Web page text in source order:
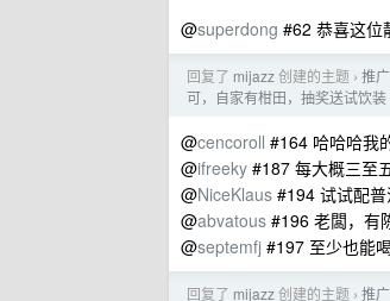
@superdong #62 恭喜这位
回复了 mijazz创建的主题 › 推广
可，自家有柑田，抽奖送试饮装
@cencoroll #164 哈哈哈我
@ifreeky #187 每大概三至
@NiceKlaus #194 试试配
@abvatous #196 老闆，有
@septemfj #197 至少也能
回复了 mijazz创建的主题 › 推广